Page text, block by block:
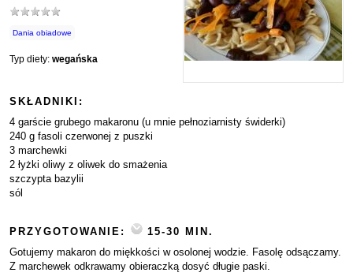
Dania obiadowe
Typ diety: wegańska
SKŁADNIKI:
4 garście grubego makaronu (u mnie pełnoziarnisty świderki)
240 g fasoli czerwonej z puszki
3 marchewki
2 łyżki oliwy z oliwek do smażenia
szczypta bazylii
sól
PRZYGOTOWANIE:
15-30 MIN.
Gotujemy makaron do miękkości w osolonej wodzie. Fasolę odsączamy.
Z marchewek odkrawamy obieraczką dosyć długie paski.